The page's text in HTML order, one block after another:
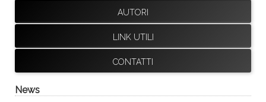
AUTORI
LINK UTILI
CONTATTI
News